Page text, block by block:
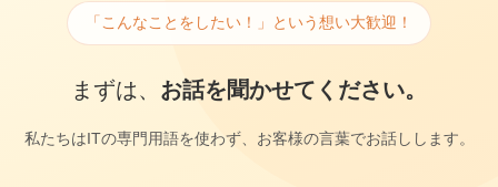
「こんなことをしたい！」という想い大歓迎！
まずは、 お話を聞かせてください。
私たちはITの専門用語を使わず、お客様の言葉でお話しします。